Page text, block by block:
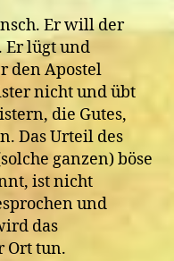
Er will der
Er lügt und
den Apostel
nicht und übt
die Gutes,
Das Urteil des
ganzen) böse
ist nicht
und
das
Ort tun.